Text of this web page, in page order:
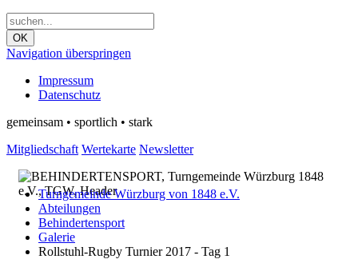
OK
Navigation überspringen
Impressum
Datenschutz
gemeinsam • sportlich • stark
Mitgliedschaft Wertekarte Newsletter
Turngemeinde Würzburg von 1848 e.V.
Abteilungen
Behindertensport
Galerie
Rollstuhl-Rugby Turnier 2017 - Tag 1